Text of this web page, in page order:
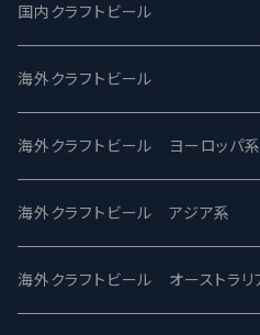
国内クラフトビール
UCHU BREWING -うちゅうブル
バテレ -VERTERE
2nd Story Ale Works -セカンドス
ビアへるん - Beer Hearn
海外クラフトビール
Modern Times モダンタイムズ
Maui マウイ
Toppling Goliath トップリンゴラ
海外クラフトビール ヨーロッパ系
UnBarred -アンバード
SAIREN /サイレン
海外クラフトビール アジア系
gweilo-鬼佬 グウァイロ
海外クラフトビール オーストラリ